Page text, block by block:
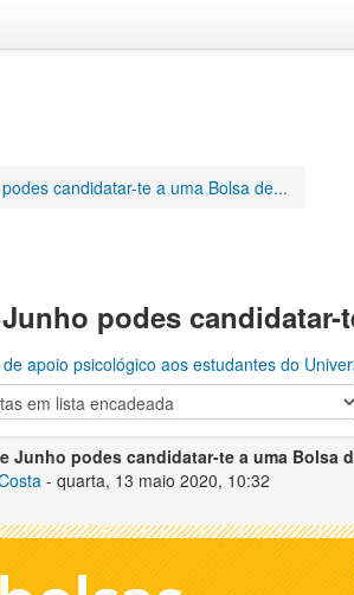
candidatar-te a uma Bolsa de...
podes candidatar-
apoio psicológico aos estudantes do
Junho podes candidatar-te a uma Bolsa
-quarta, 13 maio 2020, 10:32